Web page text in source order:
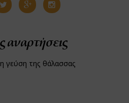
αναρτήσεις
γεύση της θάλασσας